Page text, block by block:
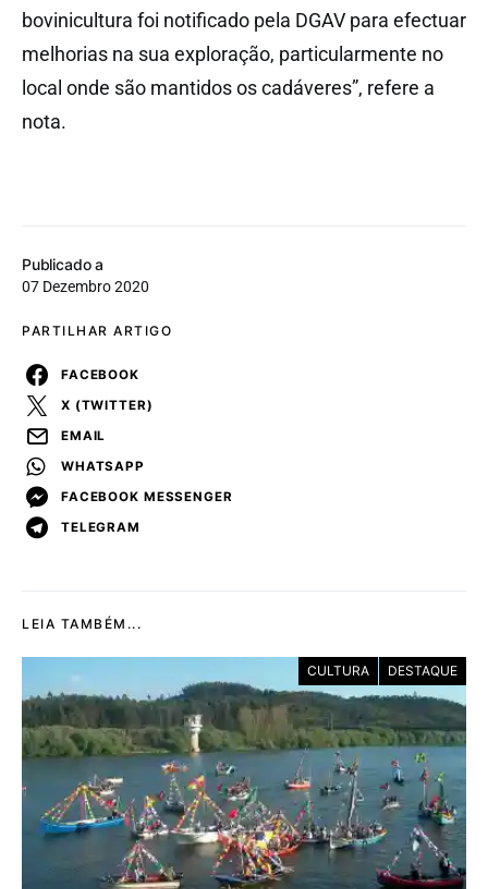
Publicado a
07 Dezembro 2020
PARTILHAR ARTIGO
FACEBOOK
X (TWITTER)
EMAIL
WHATSAPP
FACEBOOK MESSENGER
TELEGRAM
bovinicultura foi notificado pela DGAV para efectuar
melhorias na sua exploração, particularmente no
local onde são mantidos os cadáveres”, refere a
nota.
LEIA TAMBÉM...
CULTURA DESTAQUE